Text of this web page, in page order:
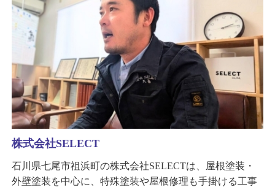
株式会社SELECT
石川県七尾市祖浜町の株式会社SELECTは、屋根塗装・
外壁塗装を中心に、特殊塗装や屋根修理も手掛ける工事